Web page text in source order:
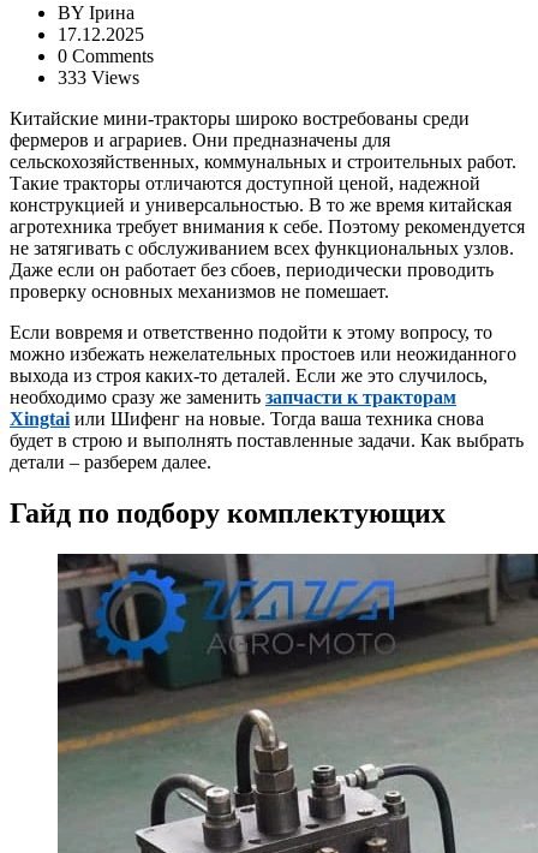
BY Ірина
17.12.2025
0 Comments
333 Views
Китайские мини-тракторы широко востребованы среди
фермеров и аграриев. Они предназначены для
сельскохозяйственных, коммунальных и строительных работ.
Такие тракторы отличаются доступной ценой, надежной
конструкцией и универсальностью. В то же время китайская
агротехника требует внимания к себе. Поэтому рекомендуется
не затягивать с обслуживанием всех функциональных узлов.
Даже если он работает без сбоев, периодически проводить
проверку основных механизмов не помешает.
Если вовремя и ответственно подойти к этому вопросу, то
можно избежать нежелательных простоев или неожиданного
выхода из строя каких-то деталей. Если же это случилось,
необходимо сразу же заменить запчасти к тракторам
Xingtai или Шифенг на новые. Тогда ваша техника снова
будет в строю и выполнять поставленные задачи. Как выбрать
детали – разберем далее.
Гайд по подбору комплектующих